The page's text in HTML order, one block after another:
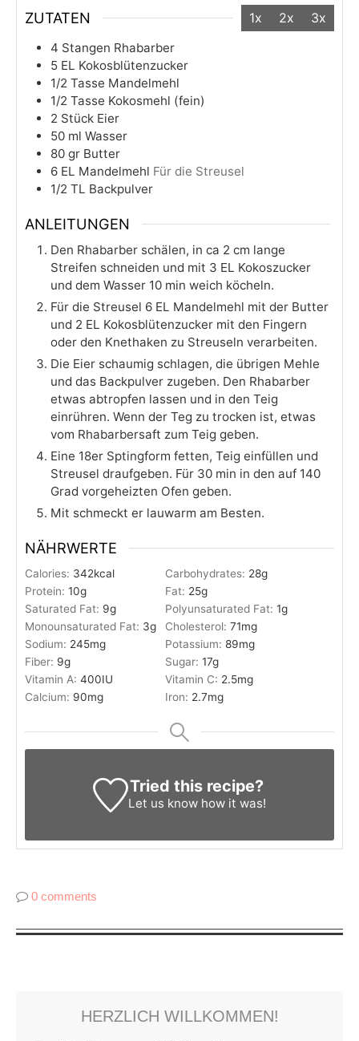
ZUTATEN 1x 2x 3x
4 Stangen Rhabarber
5 EL Kokosblütenzucker
1/2 Tasse Mandelmehl
1/2 Tasse Kokosmehl (fein)
2 Stück Eier
50 ml Wasser
80 gr Butter
6 EL Mandelmehl Für die Streusel
1/2 TL Backpulver
ANLEITUNGEN
Den Rhabarber schälen, in ca 2 cm lange
Streifen schneiden und mit 3 EL Kokoszucker
und dem Wasser 10 min weich köcheln.
Für die Streusel 6 EL Mandelmehl mit der Butter
und 2 EL Kokosblütenzucker mit den Fingern
oder den Knethaken zu Streuseln verarbeiten.
Die Eier schaumig schlagen, die übrigen Mehle
und das Backpulver zugeben. Den Rhabarber
etwas abtropfen lassen und in den Teig
einrühren. Wenn der Teg zu trocken ist, etwas
vom Rhabarbersaft zum Teig geben.
Eine 18er Sptingform fetten, Teig einfüllen und
Streusel draufgeben. Für 30 min in den auf 140
Grad vorgeheizten Ofen geben.
Mit schmeckt er lauwarm am Besten.
NÄHRWERTE
Calories: 342kcal Carbohydrates: 28g
Protein: 10g Fat: 25g
Saturated Fat: 9g Polyunsaturated Fat: 1g
Monounsaturated Fat: 3g Cholesterol: 71mg
Sodium: 245mg Potassium: 89mg
Fiber: 9g Sugar: 17g
Vitamin A: 400IU Vitamin C: 2.5mg
Calcium: 90mg Iron: 2.7mg
Tried this recipe?
Let us knowhow it was!
0 comments
HERZLICH WILLKOMMEN!